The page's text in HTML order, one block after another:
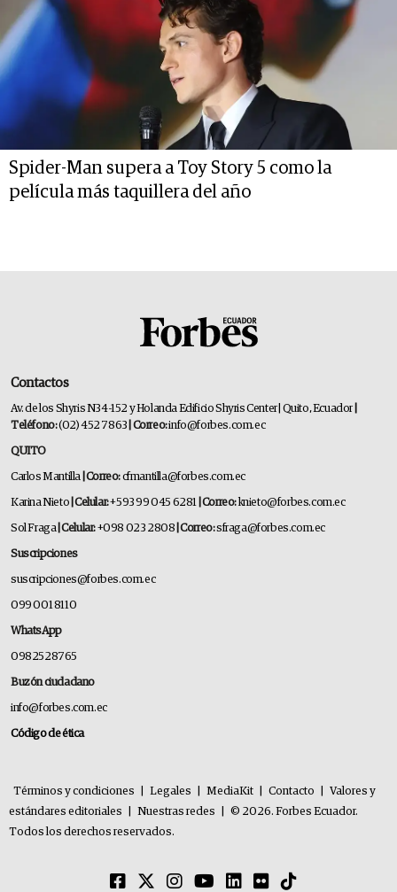
Spider-Man supera a Toy Story 5 como la
película más taquillera del año
Contactos
Av. de los Shyris N34-152 y Holanda Edificio Shyris Center | Quito, Ecuador
Teléfono:(02) 452 7863 | Correo:info@forbes.com.ec
QUITO
Carlos Mantilla | Correo:cfmantilla@forbes.com.ec
Karina Nieto | Celular:+593 99 045 6281 | Correo:knieto@forbes.com.ec
Sol Fraga| Celular:+098 023 2808 | Correo:sfraga@forbes.com.ec
Suscripciones
suscripciones@forbes.com.ec
099 001 8110
WhatsApp
0982528765
Buzón ciudadano
info@forbes.com.ec
Código de ética
Términos y condiciones Legales MediaKit Contacto
Valores y
estándares editoriales
Nuestras redes
© 2026. Forbes Ecuador.
Todos los derechos reservados.